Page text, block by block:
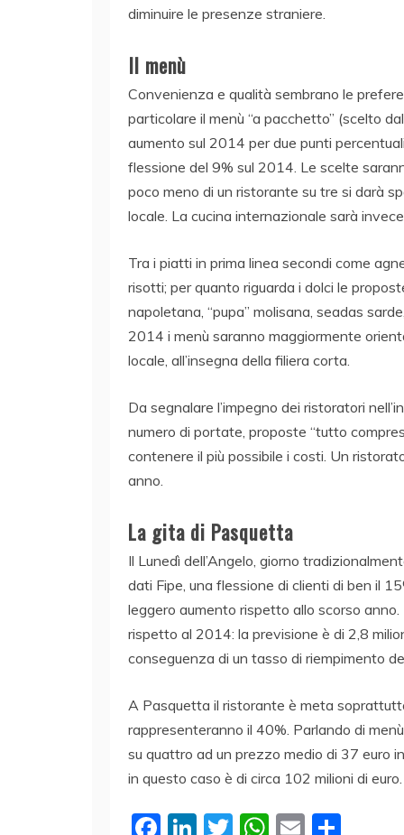
diminuire le presenze straniere.
Il menù
Convenienza e qualità sembrano le
particolare il menù “a pacchetto” (scelto
aumento sul 2014 per due punti
flessione del 9% sul 2014. Le scelte
poco meno di un ristorante su tre si darà
locale. La cucina internazionale sarà
Tra i piatti in prima linea secondi come
risotti; per quanto riguarda i dolci le
napoletana, “pupa” molisana, seadas
2014 i menù saranno maggiormente
locale, all’insegna della filiera corta.
Da segnalare l’impegno dei ristoratori
numero di portate, proposte “tutto
contenere il più possibile i costi. Un
anno.
La gita di Pasquetta
Il Lunedì dell’Angelo, giorno
dati Fipe, una flessione di clienti di ben il
leggero aumento rispetto allo scorso
rispetto al 2014: la previsione è di 2,8
conseguenza di un tasso di riempimento
A Pasquetta il ristorante è meta
rappresenteranno il 40%. Parlando di
su quattro ad un prezzo medio di 37 euro
in questo caso è di circa 102 milioni di euro.